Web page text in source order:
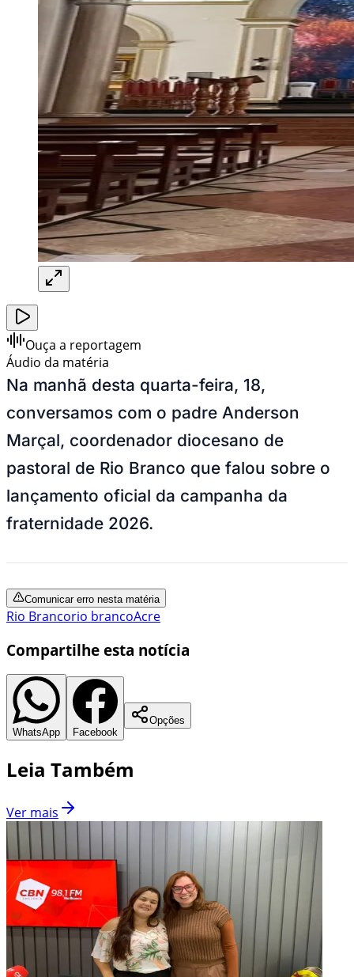
Ouça a reportagem
Áudio da matéria
Na manhã desta quarta-feira, 18,
conversamos com o padre Anderson
Marçal, coordenador diocesano de
pastoral de Rio Branco que falou sobre o
lançamento oficial da campanha da
fraternidade 2026.
Comunicar erro nesta matéria
Rio Brancorio brancoAcre
Compartilhe esta notícia
WhatsApp Facebook
Opções
Leia Também
Ver mais